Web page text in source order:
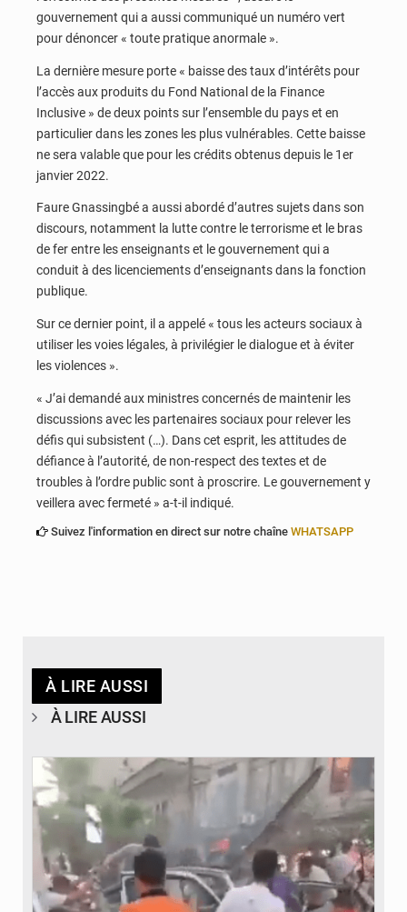
gouvernement qui a aussi communiqué un numéro vert
pour dénoncer « toute pratique anormale ».
La dernière mesure porte « baisse des taux d’intérêts pour
l’accès aux produits du Fond National de la Finance
Inclusive » de deux points sur l’ensemble du pays et en
particulier dans les zones les plus vulnérables. Cette baisse
ne sera valable que pour les crédits obtenus depuis le 1er
janvier 2022.
Faure Gnassingbé a aussi abordé d’autres sujets dans son
discours, notamment la lutte contre le terrorisme et le bras
de fer entre les enseignants et le gouvernement qui a
conduit à des licenciements d’enseignants dans la fonction
publique.
Sur ce dernier point, il a appelé « tous les acteurs sociaux à
utiliser les voies légales, à privilégier le dialogue et à éviter
les violences ».
« J’ai demandé aux ministres concernés de maintenir les
discussions avec les partenaires sociaux pour relever les
défis qui subsistent (…). Dans cet esprit, les attitudes de
défiance à l’autorité, de non-respect des textes et de
troubles à l’ordre public sont à proscrire. Le gouvernement y
veillera avec fermeté » a-t-il indiqué.
Suivez l'information en direct sur notre chaîne WHATSAPP
À LIRE AUSSI
À LIRE AUSSI